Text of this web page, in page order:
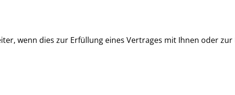
wenn dies zur Erfüllung eines Vertrages mit Ihnen oder